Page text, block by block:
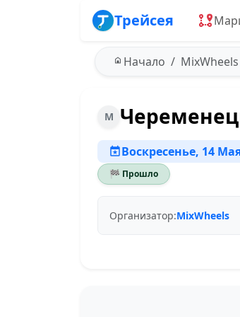
Трейсея
Начало MixWheels
M
Воскресенье, 14
🏁 Прошло
Организатор:MixWheels